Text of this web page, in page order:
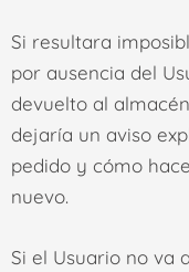
Si resultara
por ausencia del
devuelto al
dejaría un aviso
pedido y cómo
nuevo.
Si el Usuario no va